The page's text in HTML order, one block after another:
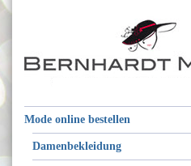
Mode online bestellen
Damenbekleidung